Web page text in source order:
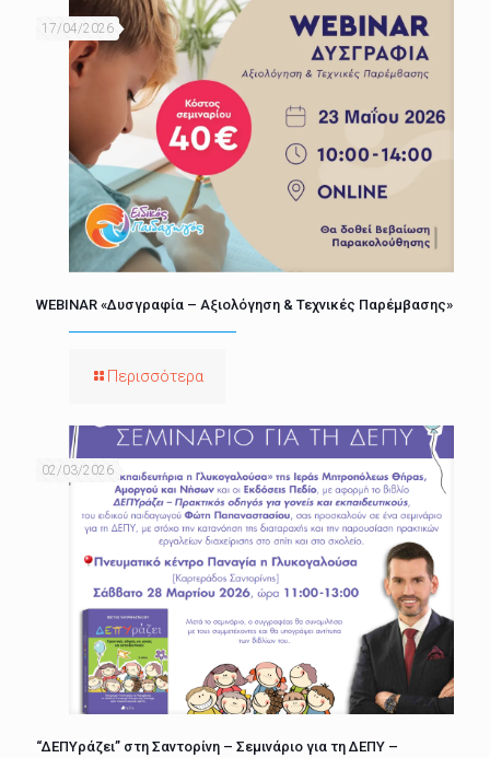
17/04/2026
WEBINAR «Δυσγραφία – Αξιολόγηση & Τεχνικές Παρέμβασης»
Περισσότερα
02/03/2026
“ΔΕΠΥράζει” στη Σαντορίνη – Σεμινάριο για τη ΔΕΠΥ –